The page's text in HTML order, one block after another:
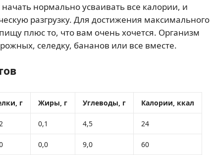
нормально усваивать все калории, и
разгрузку. Для достижения максимального
плюс то, что вам очень хочется. Организм
селедку, бананов или все вместе.
г Жиры, г Углеводы, г Калории, ккал
0,1 4,5 24
0,0 9,0 60